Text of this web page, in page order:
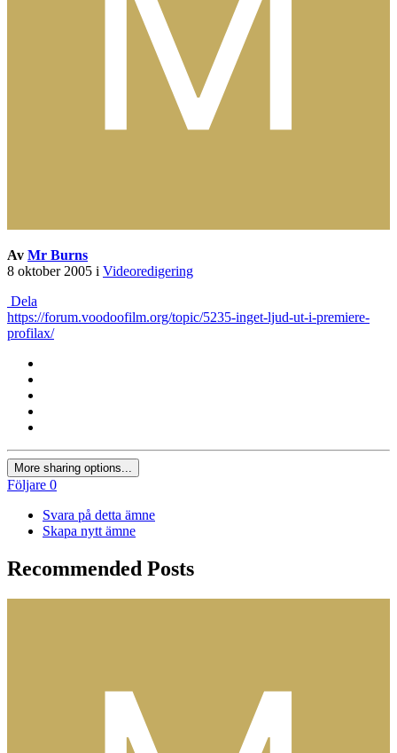
Av Mr Burns
8 oktober 2005 i Videoredigering
Dela
https://forum.voodoofilm.org/topic/5235-inget-ljud-ut-i-premiere-
profilax/
More sharing options...
Följare 0
Svara på detta ämne
Skapa nytt ämne
Recommended Posts